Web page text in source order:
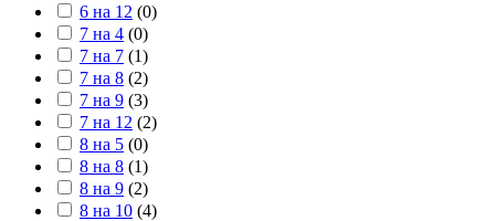
6 на 12 (0)
7 на 4 (0)
7 на 7 (1)
7 на 8 (2)
7 на 9 (3)
7 на 12 (2)
8 на 5 (0)
8 на 8 (1)
8 на 9 (2)
8 на 10 (4)